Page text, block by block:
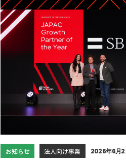
お知らせ 法人向け事業 2026年6月2